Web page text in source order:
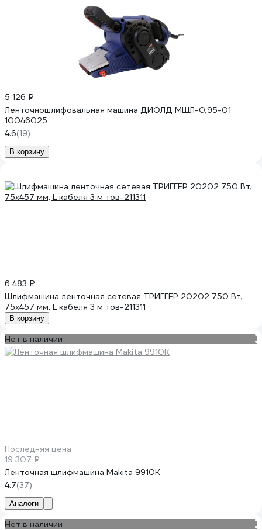
5 126 ₽
Ленточношлифовальная машина ДИОЛД МШЛ-0,95-01
10046025
4.6(19)
В корзину
6 483 ₽
Шлифмашина ленточная сетевая ТРИГГЕР 20202 750 Вт,
75x457 мм, L кабеля 3 м тов-211311
В корзину
Нет в наличии
Последняя цена
19 307 ₽
Ленточная шлифмашина Makita 9910K
4.7(37)
Аналоги
Нет в наличии